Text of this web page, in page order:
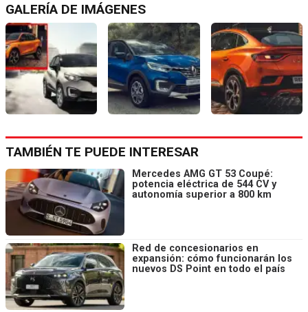
GALERÍA DE IMÁGENES
TAMBIÉN TE PUEDE INTERESAR
Mercedes AMG GT 53 Coupé:
potencia eléctrica de 544 CV y
autonomía superior a 800 km
Red de concesionarios en
expansión: cómo funcionarán los
nuevos DS Point en todo el país